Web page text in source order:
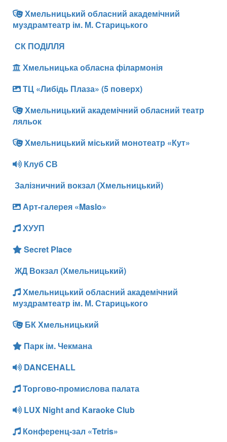
Хмельницький обласний академічний
муздрамтеатр ім. М. Старицького
СК ПОДІЛЛЯ
Хмельницька обласна філармонія
ТЦ «Либідь Плаза» (5 поверх)
Хмельницький академічний обласний театр
ляльок
Хмельницький міський монотеатр «Кут»
Клуб СВ
Залізничний вокзал (Хмельницький)
Арт-галерея «Maslo»
ХУУП
Secret Place
ЖД Вокзал (Хмельницький)
Хмельницький обласний академічний
муздрамтеатр ім. М. Старицького
БК Хмельницький
Парк ім. Чекмана
DANCEHALL
Торгово-промислова палата
LUX Night and Karaoke Club
Конференц-зал «Tetris»